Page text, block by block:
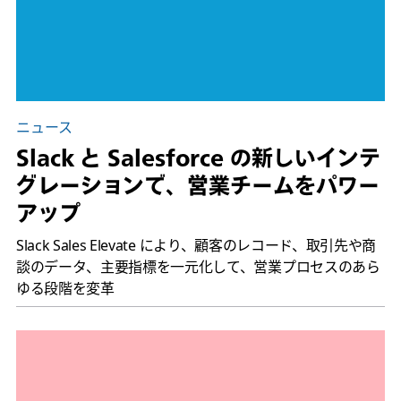
ニュース
Slack と Salesforce の新しいインテ
グレーションで、営業チームをパワー
アップ
Slack Sales Elevate により、顧客のレコード、取引先や商
談のデータ、主要指標を一元化して、営業プロセスのあら
ゆる段階を変革